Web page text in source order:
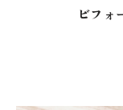
ビフォ